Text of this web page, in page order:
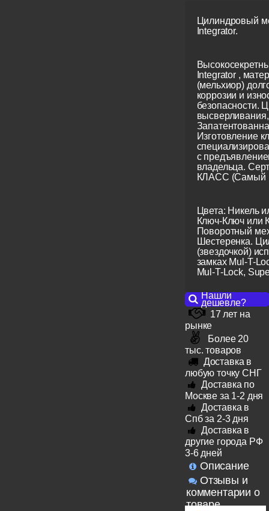
Цилиндровый
Integrator.
Integrator ,
(мельхиор)
коррозии и
безопасности.
Изготовление
с
владельца.
КЛАСС (Самый
Цвета: Никель
Ключ-Ключ или
Поворотный
Шестеренка.
(звездочкой)
замках Mul-T-
Mul-T-Lock,
Нашли
дешевле?
17 лет на
рынке
Более 20
тыс. товаров
Доставка в
любую точку СНГ
Доставка по
Москве за 1-2 дня
Доставка в
Спб за 2-3 дня
Доставка в
другие города РФ
3-6 дней
Описание
Отзывы и
комментарии о
товаре